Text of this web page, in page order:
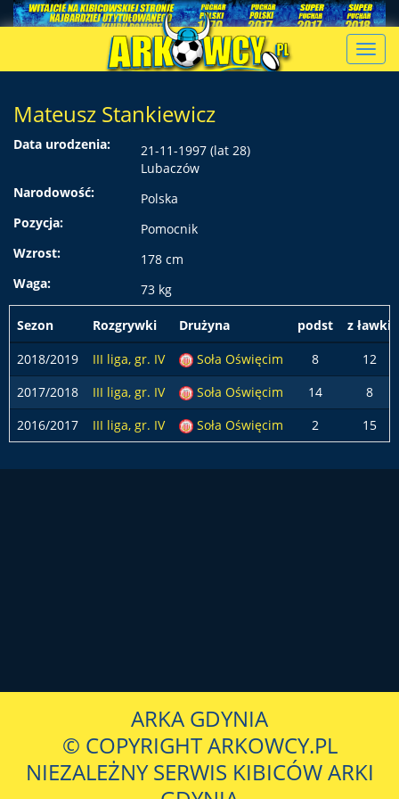
Mateusz Stankiewicz
Data urodzenia:
21-11-1997 (lat 28)
Lubaczów
Narodowość:
Polska
Pozycja:
Pomocnik
Wzrost:
178 cm
Waga:
73 kg
Sezon Rozgrywki Drużyna podst
z ławki
2018/2019
III liga, gr. IV Soła Oświęcim 8
12
2017/2018
III liga, gr. IV Soła Oświęcim 14
8
2016/2017
III liga, gr. IV Soła Oświęcim 2 15
ARKA GDYNIA
© COPYRIGHT ARKOWCY.PL
NIEZALEŻNY SERWIS KIBICÓW ARKI